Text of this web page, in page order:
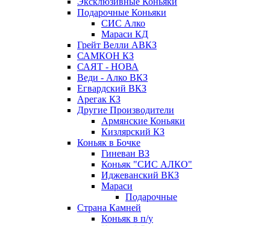
Подарочные Коньяки
СИС Алко
Мараси КД
Грейт Велли АВКЗ
САМКОН КЗ
САЯТ - НОВА
Веди - Алко ВКЗ
Егвардский ВКЗ
Арегак КЗ
Другие Производители
Армянские Коньяки
Кизлярский КЗ
Коньяк в Бочке
Гиневан ВЗ
Коньяк "СИС АЛКО"
Иджеванский ВКЗ
Мараси
Подарочные
Страна Камней
Коньяк в п/у